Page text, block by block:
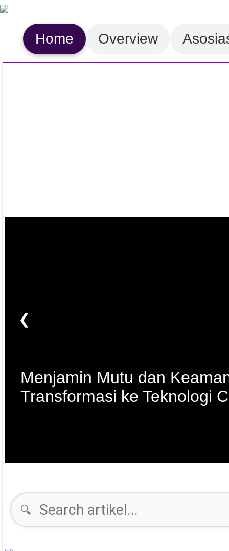
Home Overview
Menjamin Mutu dan
Transformasi ke Teknologi
❮
🔍